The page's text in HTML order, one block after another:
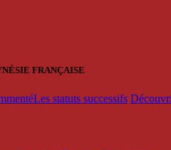
FRANÇAISE
Les statuts successifs